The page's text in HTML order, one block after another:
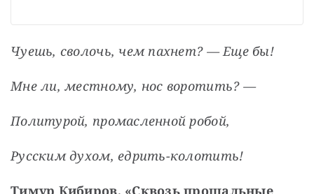
Чуешь, сволочь, чем пахнет? — Еще бы!
Мне ли, местному, нос воротить? —
Политурой, промасленной робой,
Русским духом, едрить-колотить!
Тимур Кибиров, «Сквозь прощальные